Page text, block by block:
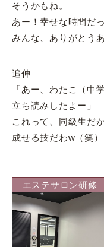
そうかもね。
あー！幸せな時間だ
みんな、ありがとう
追伸
「あー、わたこ（中
立ち読みしたよー」
これって、同級生だ
成せる技だわw（笑）
エステサロン研修